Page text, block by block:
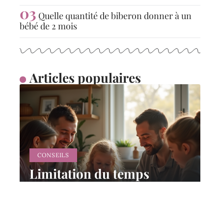
Quelle quantité de biberon donner à un
bébé de 2 mois
Articles populaires
CONSEILS
Limitation du temps
d’écran chez les enfants :